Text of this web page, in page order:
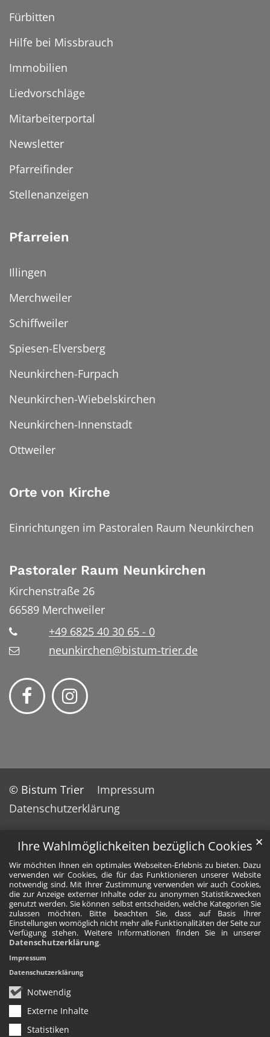
Ihre Wahlmöglichkeiten bezüglich Cookies
Wir möchten Ihnen ein optimales Webseiten-Erlebnis zu bieten. Dazu
verwenden wir Cookies, die für das Funktionieren unserer Website
notwendig sind. Mit Ihrer Zustimmung verwenden wir auch Cookies,
die zur Anzeige externer Inhalte oder zu anonymen Statistikzwecken
genutzt werden. Sie können selbst entscheiden, welche Kategorien Sie
zulassen möchten. Bitte beachten Sie, dass auf Basis Ihrer
Einstellungen womöglich nicht mehr alle Funktionalitäten der Seite zur
Verfügung stehen. Weitere Informationen finden Sie in unserer
Datenschutzerklärung.
Notwendig
Externe Inhalte
Statistiken
✕
Impressum
Datenschutzerklärung
Fürbitten
Hilfe bei Missbrauch
Immobilien
Liedvorschläge
Mitarbeiterportal
Newsletter
Pfarreifinder
Stellenanzeigen
Pfarreien
Illingen
Merchweiler
Schiffweiler
Spiesen-Elversberg
Neunkirchen-Furpach
Neunkirchen-Wiebelskirchen
Neunkirchen-Innenstadt
Ottweiler
Orte von Kirche
Einrichtungen im Pastoralen Raum Neunkirchen
Pastoraler Raum Neunkirchen
Kirchenstraße 26
66589 Merchweiler
+49 6825 40 30 65 - 0
neunkirchen@bistum-trier.de
© Bistum Trier
Impressum
Datenschutzerklärung